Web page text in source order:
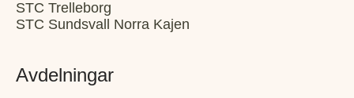
STC Trelleborg
STC Sundsvall Norra Kajen
Avdelningar